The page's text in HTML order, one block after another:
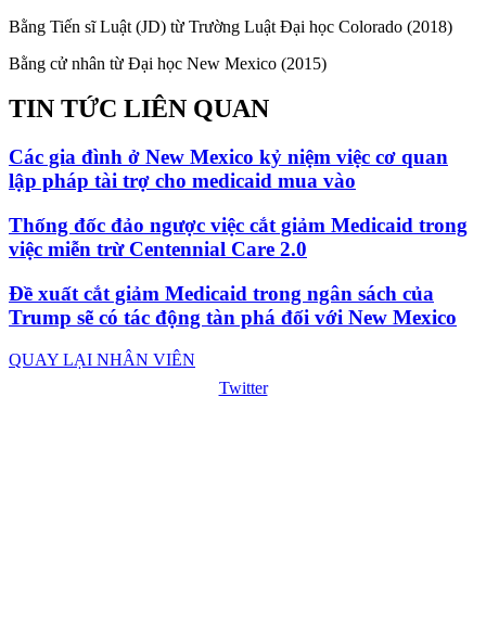
Bằng Tiến sĩ Luật (JD) từ Trường Luật Đại học Colorado (2018)
Bằng cử nhân từ Đại học New Mexico (2015)
TIN TỨC LIÊN QUAN
Các gia đình ở New Mexico kỷ niệm việc cơ quan
lập pháp tài trợ cho medicaid mua vào
Thống đốc đảo ngược việc cắt giảm Medicaid trong
việc miễn trừ Centennial Care 2.0
Đề xuất cắt giảm Medicaid trong ngân sách của
Trump sẽ có tác động tàn phá đối với New Mexico
QUAY LẠI NHÂN VIÊN
Twitter